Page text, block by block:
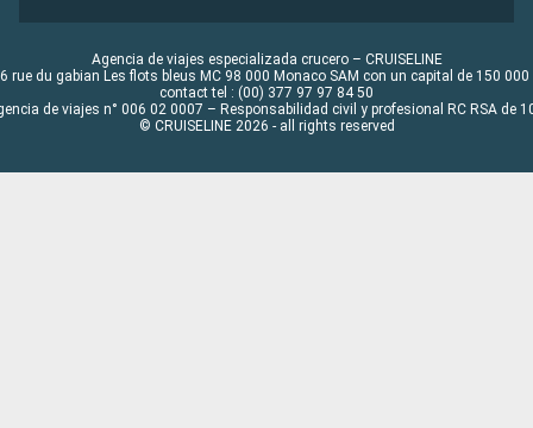
Agencia de viajes especializada crucero – CRUISELINE
rue du gabian Les flots bleus MC 98 000 Monaco SAM con un capital de 150 000
contact tel : (00) 377 97 97 84 50
de viajes n° 006 02 0007 – Responsabilidad civil y profesional RC RSA de
© CRUISELINE 2026 - all rights reserved